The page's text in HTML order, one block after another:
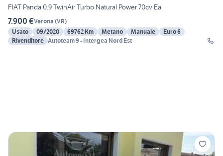
FIAT Panda 0.9 TwinAir Turbo Natural Power 70cv Ea
7.900 €Verona (VR)
Usato
09/2020 69762 Km Metano Manuale
Euro 6
Rivenditore Autoteam 9 - Intergea Nord Est